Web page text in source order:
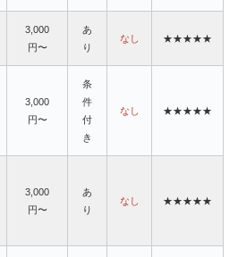
3,000
円〜
あ
り
なし ★★★★★
3,000
円〜
条
件
付
き
なし ★★★★★
3,000
円〜
あ
り
なし ★★★★★